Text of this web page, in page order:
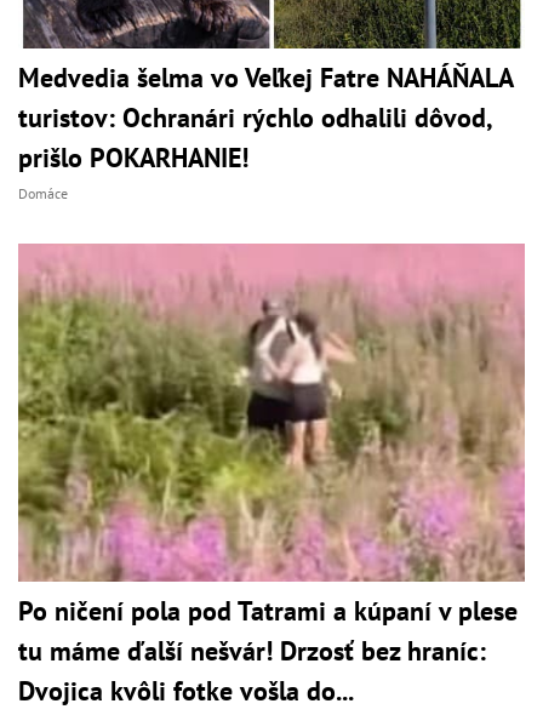
Medvedia šelma vo Veľkej Fatre NAHÁŇALA
turistov: Ochranári rýchlo odhalili dôvod,
prišlo POKARHANIE!
Domáce
Po ničení pola pod Tatrami a kúpaní v plese
tu máme ďalší nešvár! Drzosť bez hraníc:
Dvojica kvôli fotke vošla do...